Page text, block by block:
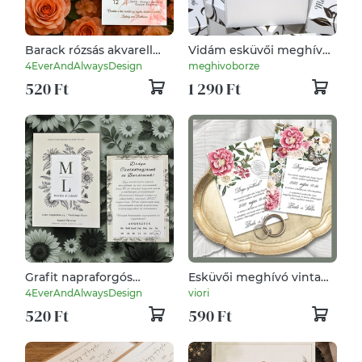
Barack rózsás akvarell
esküvői meghívó őszi
hangulatban
4EverAndAlwaysDesign
520 Ft
Vidám esküvői meghívó
kocka dobozban
meghivoborze
1 290 Ft
Grafit napraforgós
vintage esküvői meghívó
természetes stílusban
4EverAndAlwaysDesign
520 Ft
Esküvői meghívó vintage
virágokkal
viori
590 Ft